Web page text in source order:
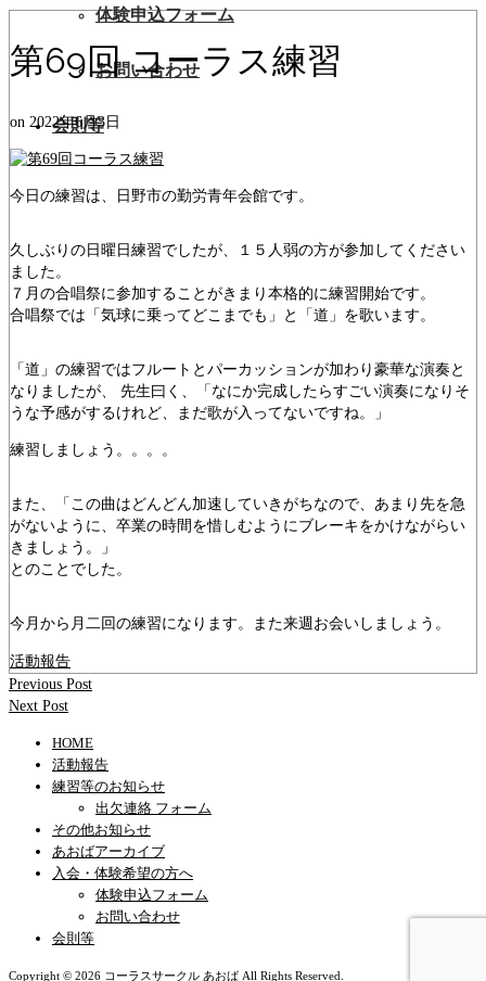
体験申込フォーム
お問い合わせ
会則等
第69回 コーラス練習
on 2022年6月3日
今日の練習は、日野市の勤労青年会館です。
久しぶりの日曜日練習でしたが、１５人弱の方が参加してください
ました。
７月の合唱祭に参加することがきまり本格的に練習開始です。
合唱祭では「気球に乗ってどこまでも」と「道」を歌います。
「道」の練習ではフルートとパーカッションが加わり豪華な演奏と
なりましたが、 先生曰く、「なにか完成したらすごい演奏になりそ
うな予感がするけれど、まだ歌が入ってないですね。」
練習しましょう。。。。
また、「この曲はどんどん加速していきがちなので、あまり先を急
がないように、卒業の時間を惜しむようにブレーキをかけながらい
きましょう。」
とのことでした。
今月から月二回の練習になります。また来週お会いしましょう。
活動報告
Previous Post
Next Post
HOME
活動報告
練習等のお知らせ
出欠連絡 フォーム
その他お知らせ
あおばアーカイブ
入会・体験希望の方へ
体験申込フォーム
お問い合わせ
会則等
Copyright © 2026 コーラスサークル あおば All Rights Reserved.